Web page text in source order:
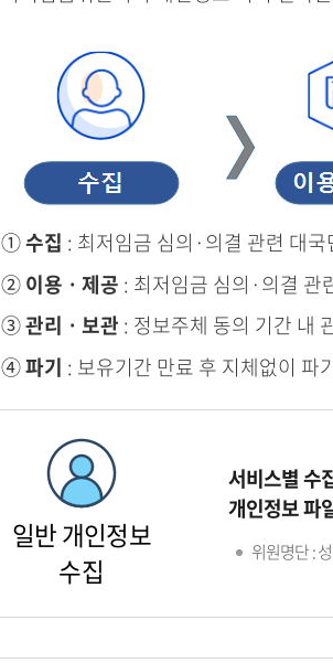
①수집 : 최저임금 심의·의결 관련 대
② 이용ㆍ제공 : 최저임금 심의·의결 관
③관리ㆍ보관 : 정보주체 동의 기간 내
④파기 : 보유기간 만료 후 지체없이 파
일반 개인정보
수집
서비스별 수
개인정보 파
위원명단 :